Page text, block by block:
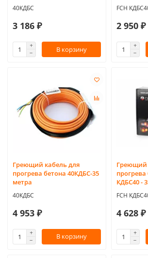
40КДБС
3 186 ₽
В корзину
FCH
2 950 ₽
Греющий кабель для
прогрева бетона 40КДБС-35
метра
40КДБС
4 953 ₽
В корзину
Греющий
прогрева
КДБС40 -
FCH
4 628 ₽